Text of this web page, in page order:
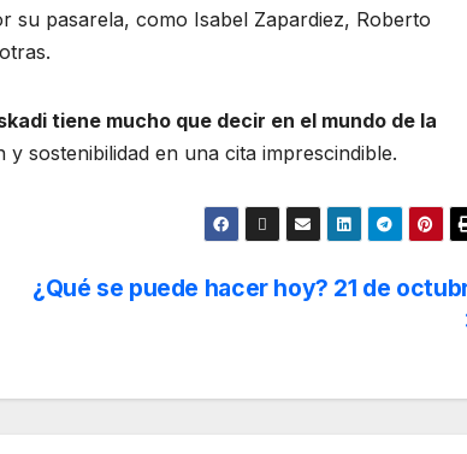
su pasarela, como Isabel Zapardiez, Roberto
tiene mucho que decir en el mundo de la
sostenibilidad en una cita imprescindible.
¿Qué se puede hacer hoy? 21 de